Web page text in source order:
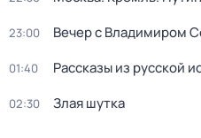
23:00 Вечер с Владимиром
01:40 Рассказы из русской
02:30 Злая шутка